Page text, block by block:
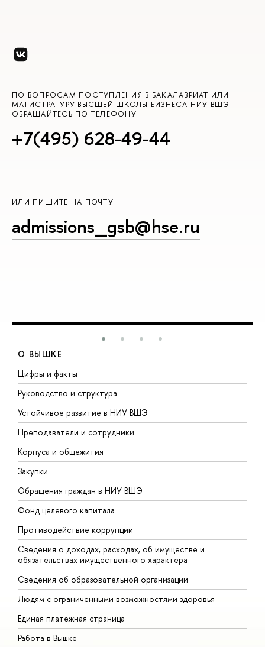
ПО ВОПРОСАМ ПОСТУПЛЕНИЯ В БАКАЛАВРИАТ ИЛИ
МАГИСТРАТУРУ ВЫСШЕЙ ШКОЛЫ БИЗНЕСА НИУ ВШЭ
ОБРАЩАЙТЕСЬ ПО ТЕЛЕФОНУ
+7(495) 628-49-44
ИЛИ ПИШИТЕ НА ПОЧТУ
admissions_gsb@hse.ru
О ВЫШКЕ
Цифры и факты
Руководство и структура
Устойчивое развитие в НИУ ВШЭ
Преподаватели и сотрудники
Корпуса и общежития
Закупки
Обращения граждан в НИУ ВШЭ
Фонд целевого капитала
Противодействие коррупции
Сведения о доходах, расходах, об имуществе и
обязательствах имущественного характера
Сведения об образовательной организации
Людям с ограниченными возможностями здоровья
Единая платежная страница
Работа в Вышке